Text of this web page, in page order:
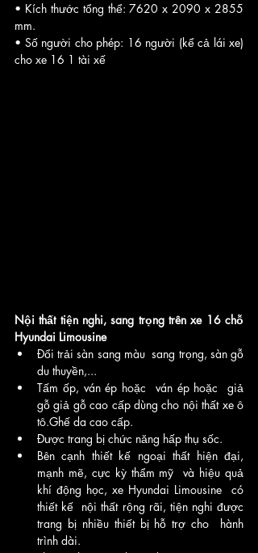
• Kích thước tổng thể: 7620 x 2090 x 2855
mm.
• Số người cho phép: 16 người (kể cả lái xe)
cho xe 16 1 tài xế
Nội thất tiện nghi, sang trọng trên xe 16 chỗ
Hyundai Limousine
Đổi trải sàn sang màu  sang trọng, sàn gỗ
du thuyền,...
Tấm ốp, ván ép hoặc  ván ép hoặc  giả
gỗ giả gỗ cao cấp dùng cho nội thất xe ô
tô.Ghế da cao cấp.
Được trang bị chức năng hấp thụ sốc.
Bên cạnh thiết kế ngoại thất hiện đại,
mạnh mẽ, cực kỳ thẩm mỹ  và hiệu quả
khí động học, xe Hyundai Limousine  có
thiết kế  nội thất rộng rãi, tiện nghi được
trang bị nhiều thiết bị hỗ trợ cho  hành
trình dài.